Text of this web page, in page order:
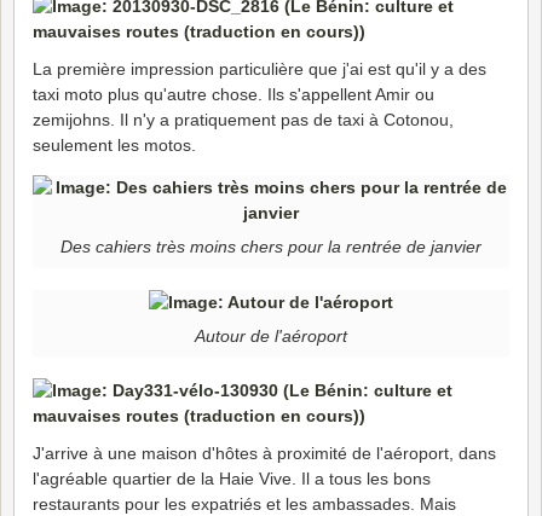
La première impression particulière que j'ai est qu'il y a des
taxi moto plus qu'autre chose. Ils s'appellent Amir ou
zemijohns. Il n'y a pratiquement pas de taxi à Cotonou,
seulement les motos.
Des cahiers très moins chers pour la rentrée de janvier
Autour de l'aéroport
J'arrive à une maison d'hôtes à proximité de l'aéroport, dans
l'agréable quartier de la Haie Vive. Il a tous les bons
restaurants pour les expatriés et les ambassades. Mais